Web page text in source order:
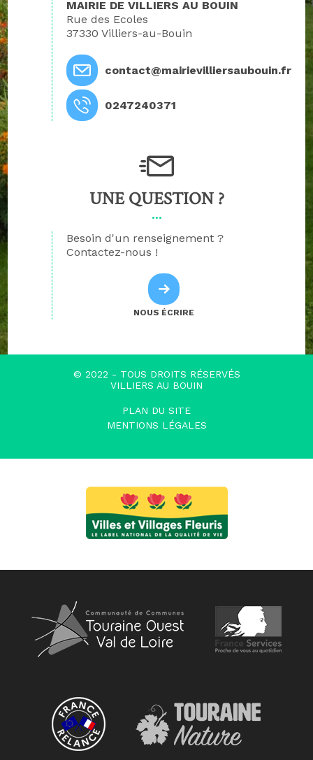
MAIRIE DE VILLIERS AU BOUIN
Rue des Ecoles
37330 Villiers-au-Bouin
contact@mairievilliersaubouin.fr
0247240371
UNE QUESTION ?
Besoin d'un renseignement ?
Contactez-nous !
NOUS ÉCRIRE
© 2022 - TOUS DROITS RÉSERVÉS
VILLIERS AU BOUIN
PLAN DU SITE
MENTIONS LÉGALES